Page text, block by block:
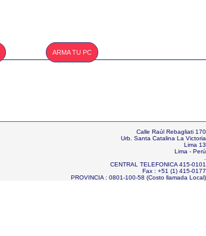
ARMA TU PC
Calle Raúl Rebagliati 170
Urb. Santa Catalina La Victoria
Lima 13
Lima - Perú
CENTRAL TELEFONICA 415-0101
Fax : +51 (1) 415-0177
PROVINCIA : 0801-100-58 (Costo llamada Local)